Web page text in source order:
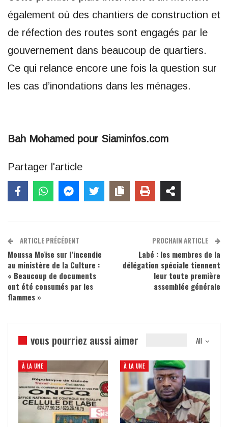
également où des chantiers de construction et
de réfection des routes sont engagés par le
gouvernement dans beaucoup de quartiers.
Ce qui relance encore une fois la question sur
les cas d’inondations dans les ménages.
Bah Mohamed pour Siaminfos.com
Partager l'article
ARTICLE PRÉCÉDENT
Moussa Moïse sur l’incendie
au ministère de la Culture :
« Beaucoup de documents
ont été consumés par les
flammes »
PROCHAIN ARTICLE
Labé : les membres de la
délégation spéciale tiennent
leur toute première
assemblée générale
All
vous pourriez aussi aimer
À LA UNE À LA UNE